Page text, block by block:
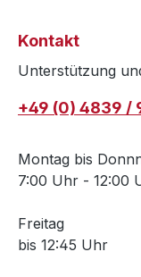
Kontakt
Unterstützung
+49 (0) 4839 /
Montag bis
7:00 Uhr - 12:00
Freitag
bis 12:45 Uhr